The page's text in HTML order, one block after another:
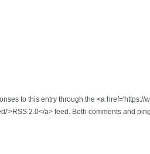
to this entry through the <a
2.0</a> feed. Both comments and